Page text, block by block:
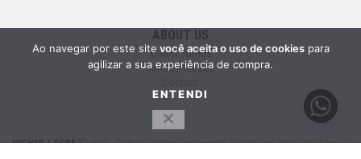
ABOUT US
Quem Somos
Venda Atacado
HIGHER STORE 2023 - Todos os direitos reservados. Compra em Ambiente Seguro.
Ao navegar por este site você aceita o uso de cookiespara
agilizar a sua experiência de compra.
ENTENDI